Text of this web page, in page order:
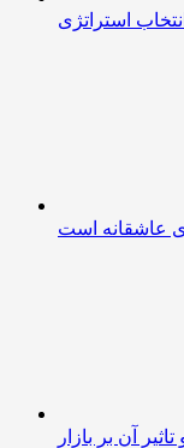
استراتژی
عاشقانه است
آن بر بازار